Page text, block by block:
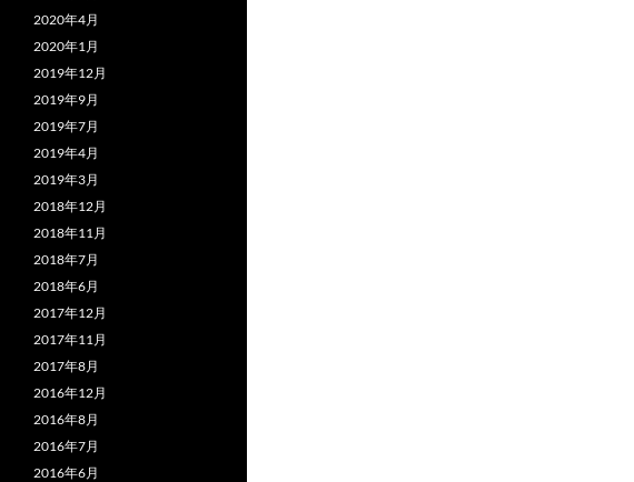
2020年4月
2020年1月
2019年12月
2019年9月
2019年7月
2019年4月
2019年3月
2018年12月
2018年11月
2018年7月
2018年6月
2017年12月
2017年11月
2017年8月
2016年12月
2016年8月
2016年7月
2016年6月